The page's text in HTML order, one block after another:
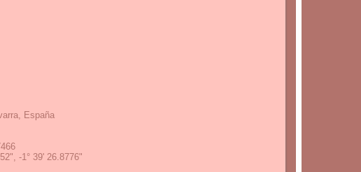
España
-1° 39' 26.8776"